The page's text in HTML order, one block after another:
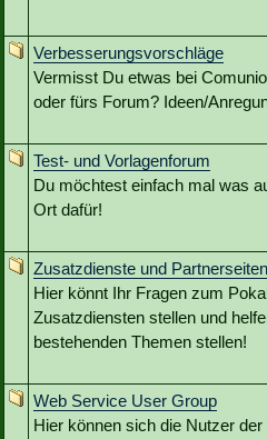
Verbesserungsvorschläge
Vermisst Du etwas bei
oder fürs Forum? Ideen/
Test- und Vorlagenforum
Du möchtest einfach mal was
Ort dafür!
Zusatzdienste und Partnerseiten
Hier könnt Ihr Fragen zum
Zusatzdiensten stellen und
bestehenden Themen stellen!
Web Service User Group
Hier können sich die Nutzer